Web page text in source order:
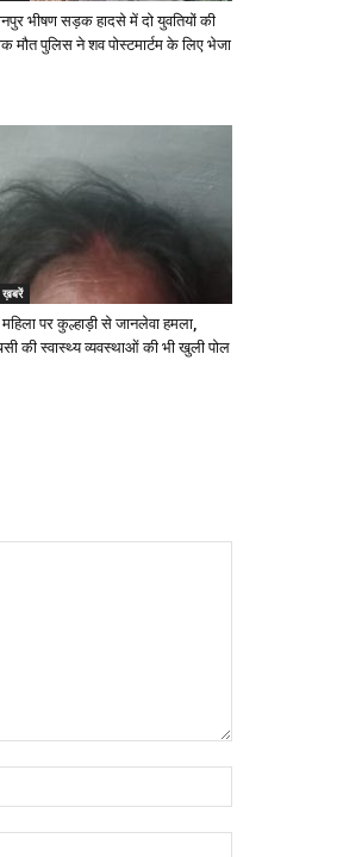
भीषण सड़क हादसे में दो युवतियों की
मौत पुलिस ने शव पोस्टमार्टम के लिए भेजा
ख़बरें
महिला पर कुल्हाड़ी से जानलेवा हमला,
की स्वास्थ्य व्यवस्थाओं की भी खुली पोल